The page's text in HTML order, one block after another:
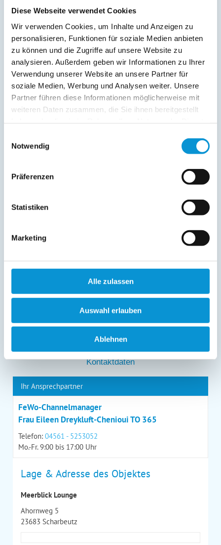
Diese Webseite verwendet Cookies
Wir verwenden Cookies, um Inhalte und Anzeigen zu
personalisieren, Funktionen für soziale Medien anbieten
zu können und die Zugriffe auf unsere Website zu
analysieren. Außerdem geben wir Informationen zu Ihrer
Verwendung unserer Website an unsere Partner für
soziale Medien, Werbung und Analysen weiter. Unsere
Partner führen diese Informationen möglicherweise mit
weiteren Daten zusammen, die Sie ihnen bereitgestellt
Notwendig
Präferenzen
Statistiken
Marketing
Alle zulassen
Auswahl erlauben
Ablehnen
Kopie der Nachricht per Mail zusenden
Reiseversicherungs­informationen anfordern
gelesen und bin
damit einverstanden.
Ostsee-Ferienwohnungen.de erhebt, verarbeitet und
nutzt Ihre personenbezogenen Daten nur zur
(Buchungsanfrage/Informationsanfrage). Sie können
Auskunft über die bei der Ostsee-Ferienwohnungen.de
Löschung bzw. Sperrung Ihrer Daten vor Abschluss der
entgegenstehen. Die vorgenannten Rechte können Sie
gegenüber Ostsee-Ferienwohnungen.de unentgeltlich
Ihnen ein Beschwerderecht bei einer Aufsichtsbehörde
Kontaktdaten
Ihr Ansprechpartner
FeWo-Channelmanager
Frau Eileen Dreykluft-Chenioui TO 365
Telefon: 04561 - 5253052
Mo.-Fr. 9:00 bis 17:00 Uhr
Lage & Adresse des Objektes
Meerblick Lounge
Ahornweg 5
23683 Scharbeutz